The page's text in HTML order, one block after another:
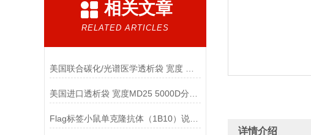
相关文章
RELATED ARTICLES
Flag标签小鼠单克隆抗体（1B10）说明书
详情介绍